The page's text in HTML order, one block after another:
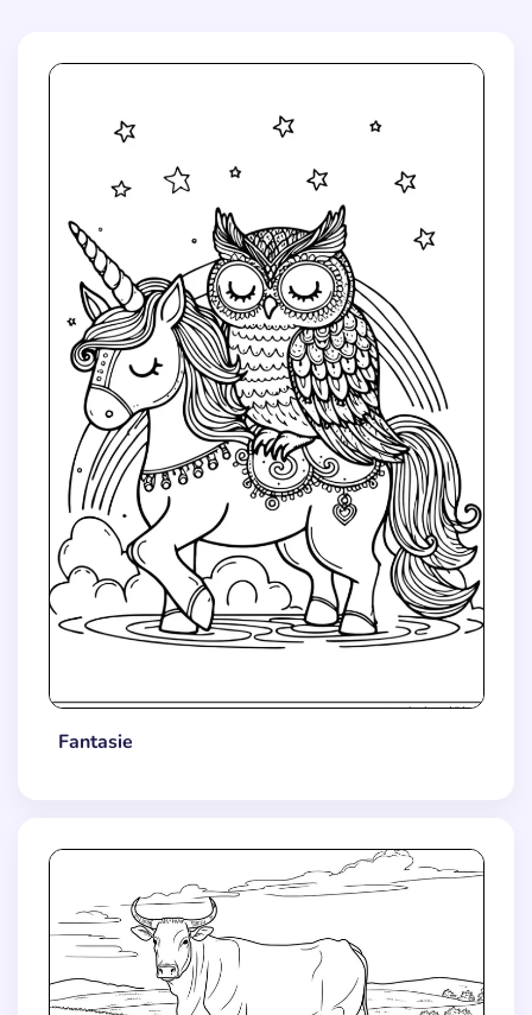
Fantasie